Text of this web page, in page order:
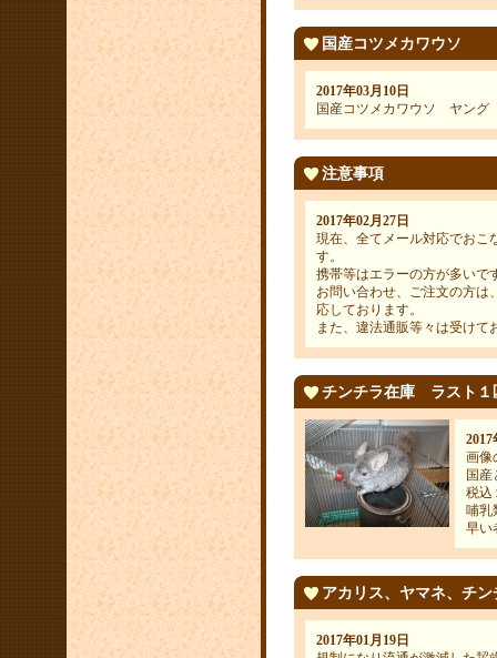
国産コツメカワウソ
2017年03月10日
国産コツメカワウソ ヤン
注意事項
2017年02月27日
現在、全てメール対応でおこ
す。
携帯等はエラーの方が多いで
お問い合わせ、ご注文の方は
応しております。
また、違法通販等々は受けて
チンチラ在庫 ラスト
2017
画像
国
税込
哺乳
早い
アカリス、ヤマネ、チ
2017年01月19日